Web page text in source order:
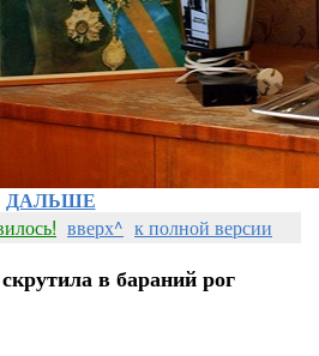
ДАЛЬШЕ
вверх^ к полной версии
в бараний рог